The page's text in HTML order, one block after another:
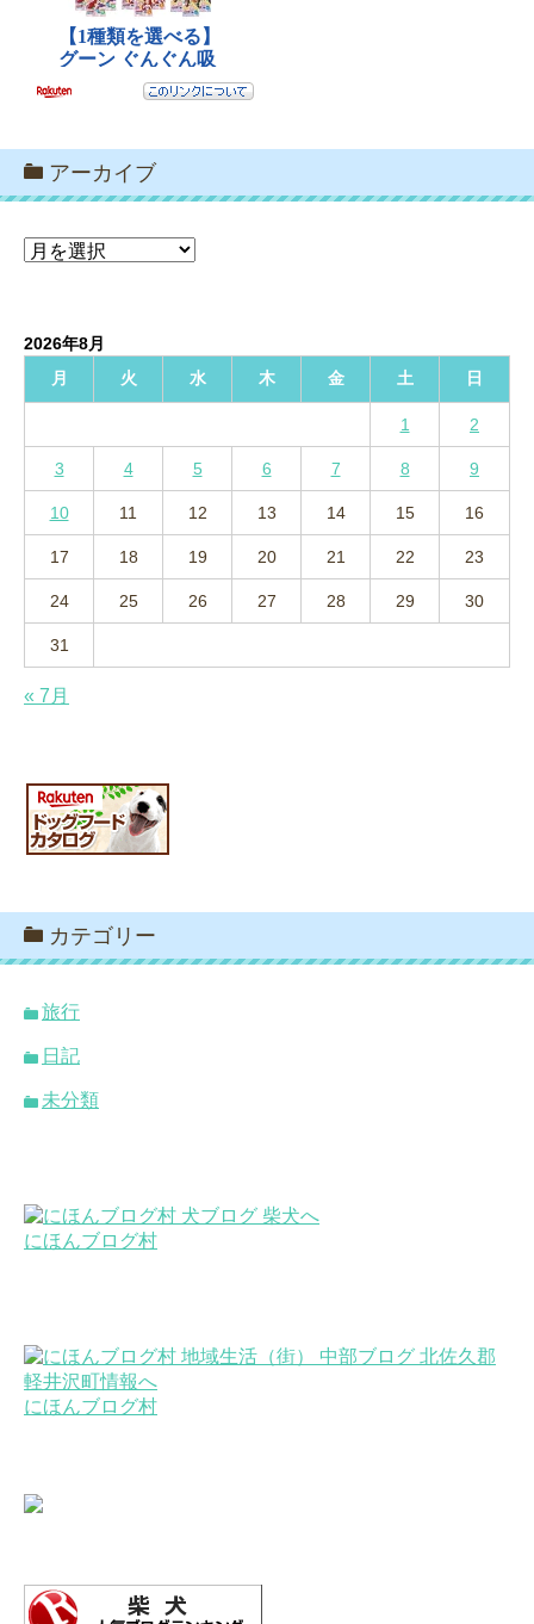
アーカイブ
ア
ブ
2026年8月
月
火 水 木 金 土 日
1 2
3 4 5 6 7 8 9
10 11 12 13 14 15 16
17 18 19 20 21 22 23
24 25 26 27 28 29 30
31
« 7月
カテゴリー
旅行
日記
未分類
にほんブログ村
にほんブログ村